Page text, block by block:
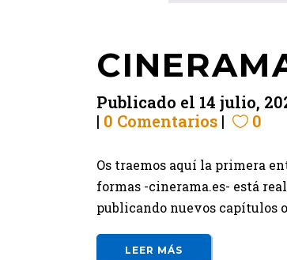
Publicado el 14 julio,
0 Comentarios
0
Os traemos aquí la primera
formas -cinerama.es- está
publicando nuevos capítulos
LEER MÁS